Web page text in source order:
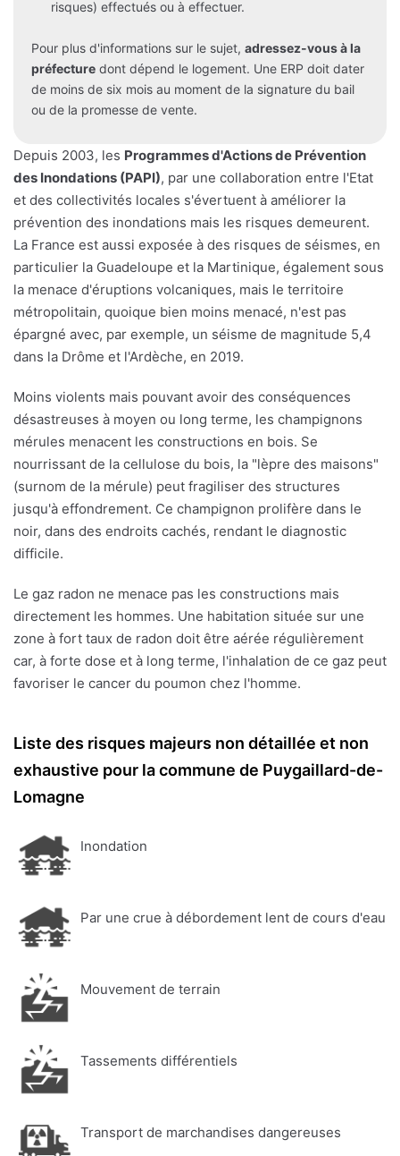
risques) effectués ou à effectuer.
Pour plus d'informations sur le sujet, adressez-vous à la
préfecture dont dépend le logement. Une ERP doit dater
de moins de six mois au moment de la signature du bail
ou de la promesse de vente.
Depuis 2003, les Programmes d'Actions de Prévention
des Inondations (PAPI), par une collaboration entre l'Etat
et des collectivités locales s'évertuent à améliorer la
prévention des inondations mais les risques demeurent.
La France est aussi exposée à des risques de séismes, en
particulier la Guadeloupe et la Martinique, également sous
la menace d'éruptions volcaniques, mais le territoire
métropolitain, quoique bien moins menacé, n'est pas
épargné avec, par exemple, un séisme de magnitude 5,4
dans la Drôme et l'Ardèche, en 2019.
Moins violents mais pouvant avoir des conséquences
désastreuses à moyen ou long terme, les champignons
mérules menacent les constructions en bois. Se
nourrissant de la cellulose du bois, la "lèpre des maisons"
(surnom de la mérule) peut fragiliser des structures
jusqu'à effondrement. Ce champignon prolifère dans le
noir, dans des endroits cachés, rendant le diagnostic
difficile.
Le gaz radon ne menace pas les constructions mais
directement les hommes. Une habitation située sur une
zone à fort taux de radon doit être aérée régulièrement
car, à forte dose et à long terme, l'inhalation de ce gaz peut
favoriser le cancer du poumon chez l'homme.
Liste des risques majeurs non détaillée et non
exhaustive pour la commune de Puygaillard-de-
Lomagne
Inondation
Par une crue à débordement lent de cours d'eau
Mouvement de terrain
Tassements différentiels
Transport de marchandises dangereuses